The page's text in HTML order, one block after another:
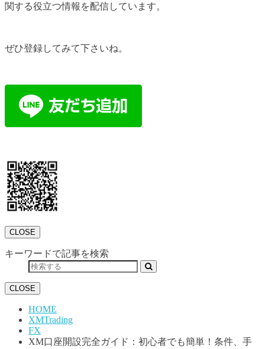
関する役立つ情報を配信しています。
ぜひ登録してみて下さいね。
CLOSE
キーワードで記事を検索
CLOSE
HOME
XMTrading
FX
XM口座開設完全ガイド：初心者でも簡単！条件、手